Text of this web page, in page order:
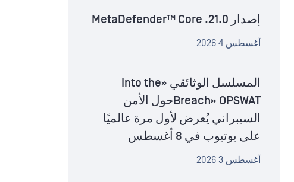
إصدار MetaDefender™ Core .21.0
أغسطس 4 2026
المسلسل الوثائقي «Into the
Breach» OPSWATحول الأمن
السيبراني يُعرض لأول مرة عالميًا
على يوتيوب في 8 أغسطس
أغسطس 3 2026